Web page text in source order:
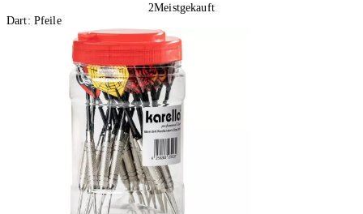
2Meistgekauft
Dart: Pfeile